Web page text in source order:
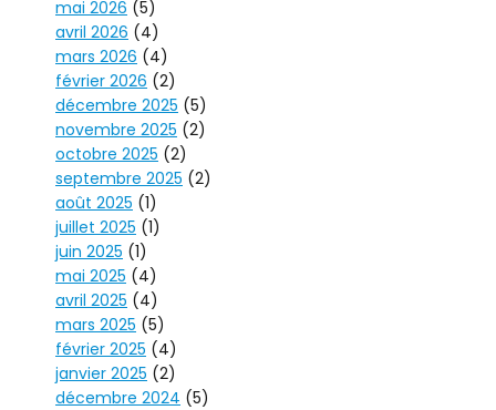
mai 2026 (5)
avril 2026 (4)
mars 2026 (4)
février 2026 (2)
décembre 2025 (5)
novembre 2025 (2)
octobre 2025 (2)
septembre 2025 (2)
août 2025 (1)
juillet 2025 (1)
juin 2025 (1)
mai 2025 (4)
avril 2025 (4)
mars 2025 (5)
février 2025 (4)
janvier 2025 (2)
décembre 2024 (5)